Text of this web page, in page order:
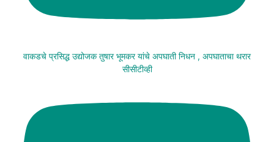
वाकडचे प्रसिद्ध उद्योजक तुषार भूमकर यांचे अपघाती निधन , अपघाताचा थरार
सीसीटीव्ही